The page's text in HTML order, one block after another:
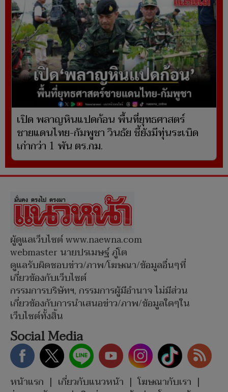
เปิด พลาญหินแปดก้อน พื้นที่ยุทธศาสตร์
ชายแดนไทย-กัมพูชา วินธัย ชี้ยังมีทุ่นระเบิด
เก่ากว่า 1 พัน ตร.กม.
ผู้ดูแลเว็บไซต์ www.naewna.com
webmaster นายปรเมษฐ์ ภู่โต
ดูแลรับผิดชอบข่าว/ภาพ/โฆษณา/ข้อมูลอื่นๆที่
เกี่ยวข้องกับเว็บไซต์
กรรมการบริษัทฯ, กรรมการผู้มีอำนาจ ไม่มีส่วน
เกี่ยวข้องกับการนำเสนอข่าว/ภาพ/ข้อมูลใดๆใน
เว็บไซต์ทั้งสิ้น
Social Media
หน้าแรก | เกี่ยวกับแนวหน้า | โฆษณากับเรา |